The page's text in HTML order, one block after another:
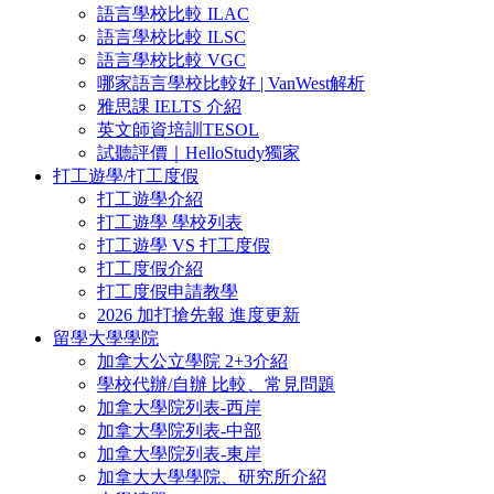
語言學校比較 ILAC
語言學校比較 ILSC
語言學校比較 VGC
哪家語言學校比較好 | VanWest解析
雅思課 IELTS 介紹
英文師資培訓TESOL
試聽評價｜HelloStudy獨家
打工遊學/打工度假
打工遊學介紹
打工遊學 學校列表
打工遊學 VS 打工度假
打工度假介紹
打工度假申請教學
2026 加打搶先報 進度更新
留學大學學院
加拿大公立學院 2+3介紹
學校代辦/自辦 比較、常見問題
加拿大學院列表-西岸
加拿大學院列表-中部
加拿大學院列表-東岸
加拿大大學學院、研究所介紹